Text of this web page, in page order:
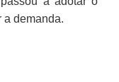
a demanda.